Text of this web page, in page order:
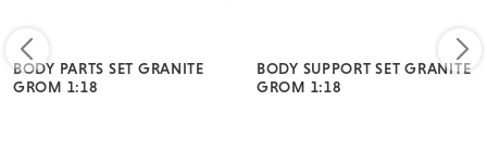
BODY PARTS SET GRANITE
GROM 1:18
BODY SUPPORT SET GRANITE
GROM 1:18